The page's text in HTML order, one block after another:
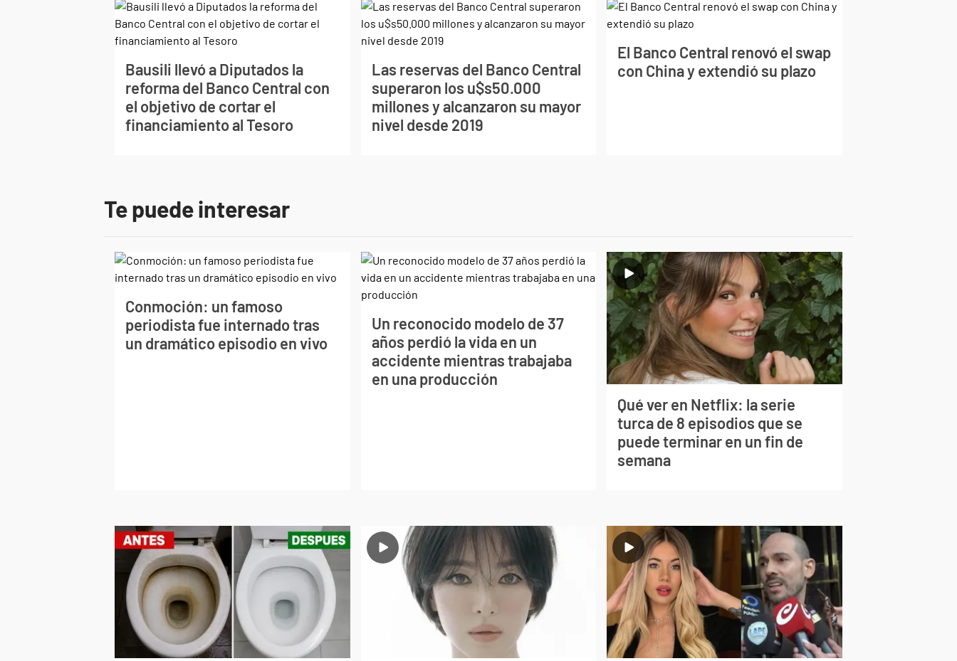
Bausili llevó a Diputados la
reforma del Banco Central con
el objetivo de cortar el
financiamiento al Tesoro
Las reservas del Banco Central
superaron los u$s50.000
millones y alcanzaron su mayor
nivel desde 2019
El Banco Central renovó el swap
con China y extendió su plazo
Te puede interesar
Conmoción: un famoso
periodista fue internado tras
un dramático episodio en vivo
Un reconocido modelo de 37
años perdió la vida en un
accidente mientras trabajaba
en una producción
Qué ver en Netflix: la serie
turca de 8 episodios que se
puede terminar en un fin de
semana